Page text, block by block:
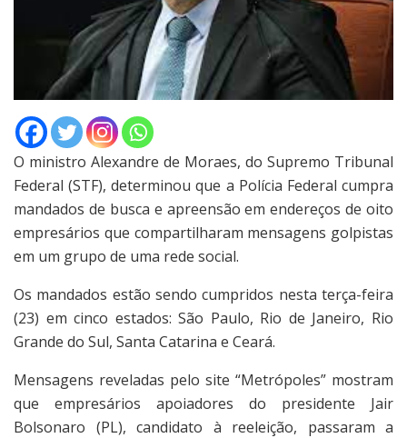
O ministro Alexandre de Moraes, do Supremo Tribunal
Federal (STF), determinou que a Polícia Federal cumpra
mandados de busca e apreensão em endereços de oito
empresários que compartilharam mensagens golpistas
em um grupo de uma rede social.
Os mandados estão sendo cumpridos nesta terça-feira
(23) em cinco estados: São Paulo, Rio de Janeiro, Rio
Grande do Sul, Santa Catarina e Ceará.
Mensagens reveladas pelo site “Metrópoles” mostram
que empresários apoiadores do presidente Jair
Bolsonaro (PL), candidato à reeleição, passaram a